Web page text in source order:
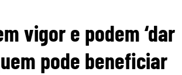
vigor e podem ‘dar
pode beneficiar